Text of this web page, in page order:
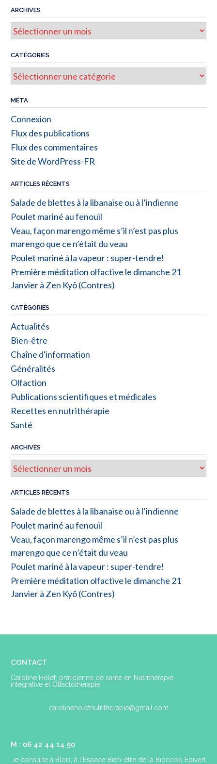
ARCHIVES
CATÉGORIES
MÉTA
Connexion
Flux des publications
Flux des commentaires
Site de WordPress-FR
ARTICLES RÉCENTS
Salade de blettes à la libanaise ou à l’indienne
Poulet mariné au fenouil
Veau, façon marengo même s’il n’est pas plus
marengo que ce n’était du veau
Poulet mariné à la vapeur : super-tendre!
Première méditation olfactive le dimanche 21
Janvier à Zen Kyô (Contres)
CATÉGORIES
Actualités
Bien-être
Chaîne d'information
Généralités
Olfaction
Publications scientifiques et médicales
Recettes en nutrithérapie
Santé
ARCHIVES
ARTICLES RÉCENTS
Salade de blettes à la libanaise ou à l’indienne
Poulet mariné au fenouil
Veau, façon marengo même s’il n’est pas plus
marengo que ce n’était du veau
Poulet mariné à la vapeur : super-tendre!
Première méditation olfactive le dimanche 21
Janvier à Zen Kyô (Contres)
CONTACT
Caroline Holef, praticienne de santé en Nutrithérapie
intégrative et Olfactothérapie
carolineholefnutritherapie@gmail.com
M : 06 42 44 14 50
Je consulte à Blois, à l'Espace Bien-être de la Biocoop Epivert